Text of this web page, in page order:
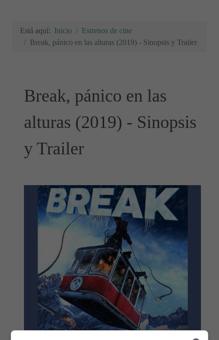
Está aquí: Inicio
Estrenos de cine
Break, pánico en las alturas (2019) - Sinopsis y Trailer
Break, pánico en las
alturas (2019) - Sinopsis
y Trailer